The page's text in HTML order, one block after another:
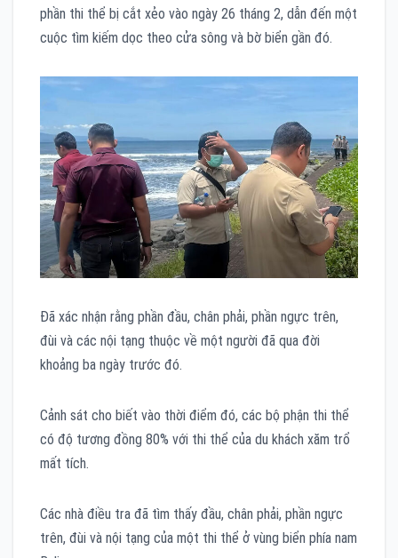
phần thi thể bị cắt xẻo vào ngày 26 tháng 2, dẫn đến một
cuộc tìm kiếm dọc theo cửa sông và bờ biển gần đó.
Đã xác nhận rằng phần đầu, chân phải, phần ngực trên,
đùi và các nội tạng thuộc về một người đã qua đời
khoảng ba ngày trước đó.
Cảnh sát cho biết vào thời điểm đó, các bộ phận thi thể
có độ tương đồng 80% với thi thể của du khách xăm trổ
mất tích.
Các nhà điều tra đã tìm thấy đầu, chân phải, phần ngực
trên, đùi và nội tạng của một thi thể ở vùng biển phía nam